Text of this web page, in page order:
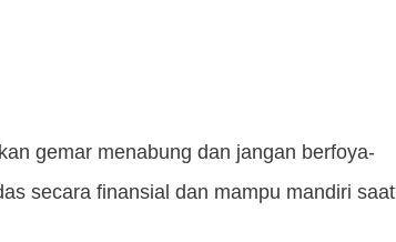
gemar menabung dan jangan berfoya-
secara finansial dan mampu mandiri saat